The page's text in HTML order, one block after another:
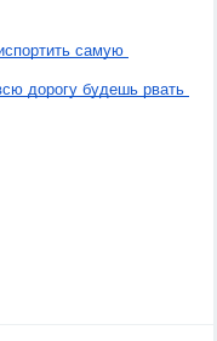
самую
дорогу будешь рвать